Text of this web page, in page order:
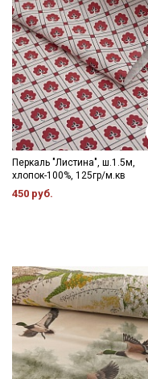
Перкаль "Листина", ш.1.5м,
хлопок-100%, 125гр/м.кв
450 руб.